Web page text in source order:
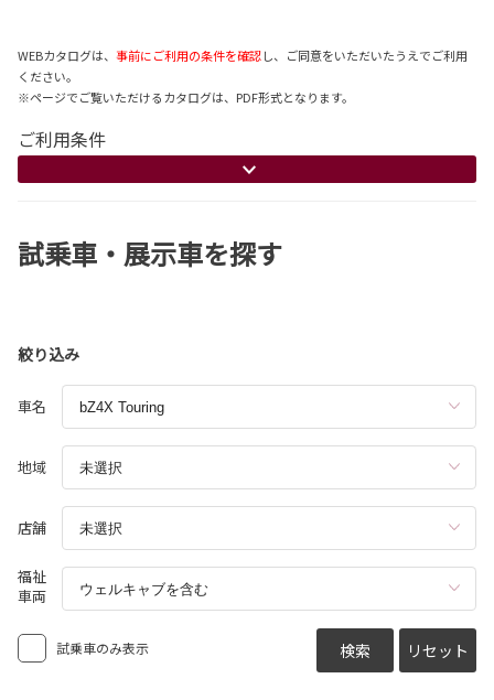
WEBカタログは、 事前にご利用の条件を確認し、ご同意をいただいたうえでご利用
ください。
※ページでご覧いただけるカタログは、PDF形式となります。
ご利用条件
試乗車・展示車を探す
絞り込み
車名
地域
店舗
福祉
車両
試乗車のみ表示 検索 リセット